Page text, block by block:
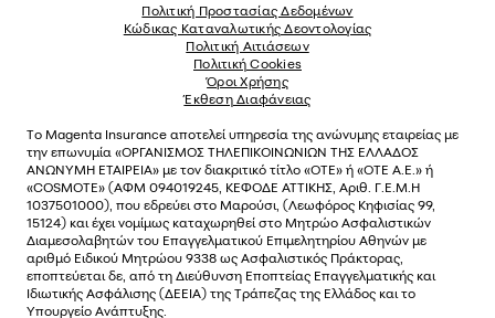
Πολιτική Προστασίας Δεδομένων
Κώδικας Καταναλωτικής Δεοντολογίας
Πολιτική Αιτιάσεων
Πολιτική Cookies
Όροι Χρήσης
Έκθεση Διαφάνειας
Το Magenta Insurance αποτελεί υπηρεσία της ανώνυµης εταιρείας µε
την επωνυµία «ΟΡΓΑΝΙΣΜΟΣ ΤΗΛΕΠΙΚΟΙΝΩΝΙΩΝ ΤΗΣ ΕΛΛΑΔΟΣ
ΑΝΩΝΥΜΗ ΕΤΑΙΡΕΙΑ» µε τον διακριτικό τίτλο «OTE» ή «ΟΤΕ Α.Ε.» ή
«COSMOTE» (ΑΦΜ 094019245, ΚΕΦΟΔΕ ΑΤΤΙΚΗΣ, Αριθ. Γ.Ε.Μ.Η
1037501000), που εδρεύει στο Μαρούσι, (Λεωφόρος Κηφισίας 99,
15124) και έχει νοµίµως καταχωρηθεί στο Μητρώο Ασφαλιστικών
Διαµεσολαβητών του Επαγγελµατικού Επιµελητηρίου Αθηνών µε
αριθµό Ειδικού Μητρώου 9338 ως Ασφαλιστικός Πράκτορας,
εποπτεύεται δε, από τη Διεύθυνση Εποπτείας Επαγγελματικής και
Ιδιωτικής Ασφάλισης (ΔΕΕΙΑ) της Τράπεζας της Ελλάδος και το
Υπουργείο Ανάπτυξης.